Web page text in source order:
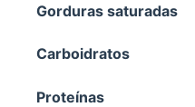
Gorduras saturadas
Carboidratos
Proteínas